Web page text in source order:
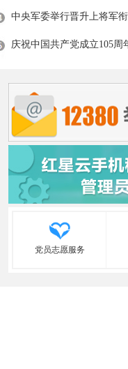
党员志愿服务